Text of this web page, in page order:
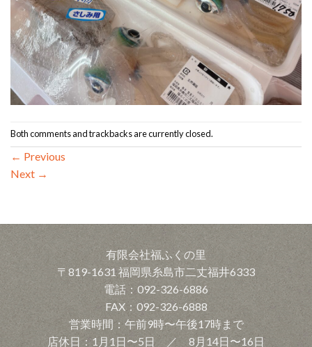
Both comments and trackbacks are currently closed.
← Previous
Next →
有限会社福ふくの里
〒819-1631 福岡県糸島市二丈福井6333
電話：092-326-6886
FAX：092-326-6888
営業時間：午前9時〜午後17時まで
店休日：1月1日〜5日 ／ 8月14日〜16日